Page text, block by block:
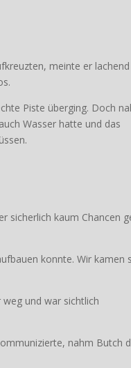
meinte er
Piste überging. Doch
Wasser hatte und das
sicherlich kaum Chancen
konnte. Wir kamen
und war sichtlich
nahm Butch